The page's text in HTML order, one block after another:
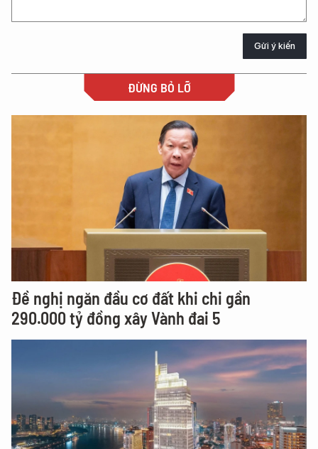
Gửi ý kiến
ĐỪNG BỎ LỠ
Đề nghị ngăn đầu cơ đất khi chi gần
290.000 tỷ đồng xây Vành đai 5